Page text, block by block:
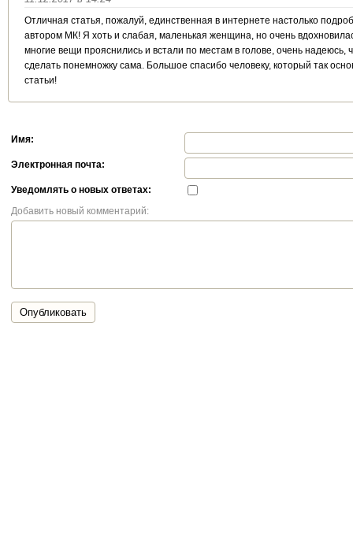
Отличная статья, пожалуй, единственная в интернете настолько
автором МК! Я хоть и слабая, маленькая женщина, но очень
многие вещи прояснились и встали по местам в голове, очень
сделать понемножку сама. Большое спасибо человеку, который так
статьи!
Имя:
Электронная почта:
Уведомлять о новых ответах:
Добавить новый комментарий:
Опубликовать